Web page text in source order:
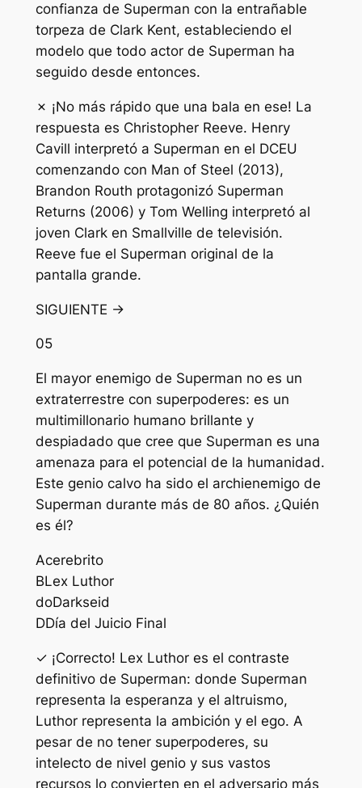
confianza de Superman con la entrañable
torpeza de Clark Kent, estableciendo el
modelo que todo actor de Superman ha
seguido desde entonces.
✗ ¡No más rápido que una bala en ese! La
respuesta es Christopher Reeve. Henry
Cavill interpretó a Superman en el DCEU
comenzando con Man of Steel (2013),
Brandon Routh protagonizó Superman
Returns (2006) y Tom Welling interpretó al
joven Clark en Smallville de televisión.
Reeve fue el Superman original de la
pantalla grande.
SIGUIENTE →
05
El mayor enemigo de Superman no es un
extraterrestre con superpoderes: es un
multimillonario humano brillante y
despiadado que cree que Superman es una
amenaza para el potencial de la humanidad.
Este genio calvo ha sido el archienemigo de
Superman durante más de 80 años. ¿Quién
es él?
Acerebrito
BLex Luthor
doDarkseid
DDía del Juicio Final
✓ ¡Correcto! Lex Luthor es el contraste
definitivo de Superman: donde Superman
representa la esperanza y el altruismo,
Luthor representa la ambición y el ego. A
pesar de no tener superpoderes, su
intelecto de nivel genio y sus vastos
recursos lo convierten en el adversario más